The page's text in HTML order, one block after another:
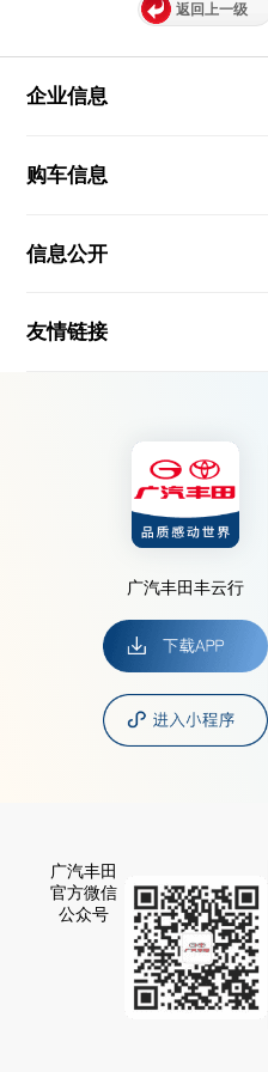
返回上一级
企业信息
购车信息
信息公开
友情链接
广汽丰田丰云行
广汽丰田
官方微信
公众号